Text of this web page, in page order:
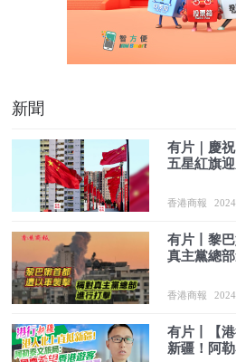
新聞
有片｜慶
五星紅旗
香港商報
有片丨黎巴
真主黨總
香港商報
有片丨【
新疆！阿